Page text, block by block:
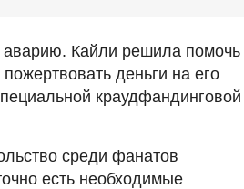
Кайли решила помочь
деньги на его
краудфандинговой
среди фанатов
есть необходимые